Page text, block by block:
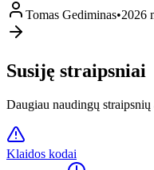
Tomas Gediminas•2026
Susiję straipsniai
Daugiau naudingų
Klaidos kodai